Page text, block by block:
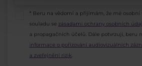
* Beru na vědomí a přijímám, že mé
souladu se zásadami ochrany osobních
a propagačních účelů. Dále potvrzuji, beru
informace o pořizování audiovizuálních
a zveřejnění rizik